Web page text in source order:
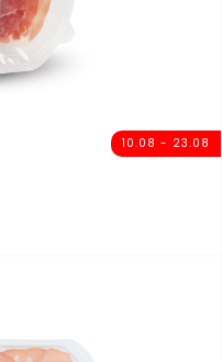
10.08 - 23.08